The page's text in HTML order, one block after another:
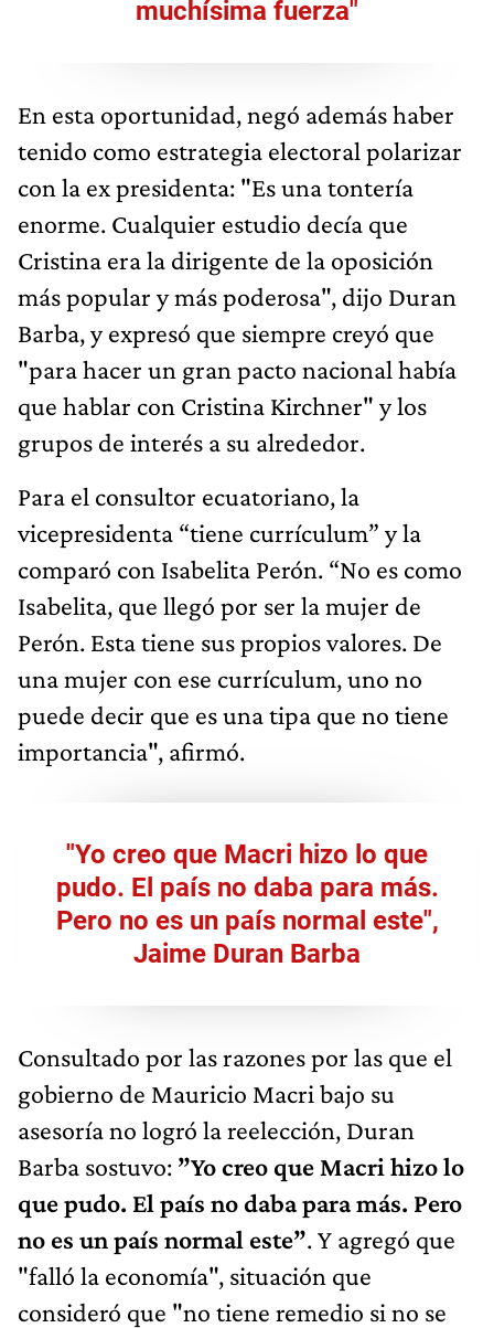
muchísima fuerza"
En esta oportunidad, negó además haber
tenido como estrategia electoral polarizar
con la ex presidenta: "Es una tontería
enorme. Cualquier estudio decía que
Cristina era la dirigente de la oposición
más popular y más poderosa", dijo Duran
Barba, y expresó que siempre creyó que
"para hacer un gran pacto nacional había
que hablar con Cristina Kirchner" y los
grupos de interés a su alrededor.
Para el consultor ecuatoriano, la
vicepresidenta “tiene currículum” y la
comparó con Isabelita Perón. “No es como
Isabelita, que llegó por ser la mujer de
Perón. Esta tiene sus propios valores. De
una mujer con ese currículum, uno no
puede decir que es una tipa que no tiene
importancia", afirmó.
"Yo creo que Macri hizo lo que
pudo. El país no daba para más.
Pero no es un país normal este",
Jaime Duran Barba
Consultado por las razones por las que el
gobierno de Mauricio Macri bajo su
asesoría no logró la reelección, Duran
Barba sostuvo: ”Yo creo que Macri hizo lo
que pudo. El país no daba para más. Pero
no es un país normal este”. Y agregó que
"falló la economía", situación que
consideró que "no tiene remedio si no se